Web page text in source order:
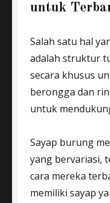
untuk
Salah satu hal
adalah struktur
secara khusus
berongga dan
untuk
Sayap burung
yang bervariasi,
cara mereka
memiliki sayap